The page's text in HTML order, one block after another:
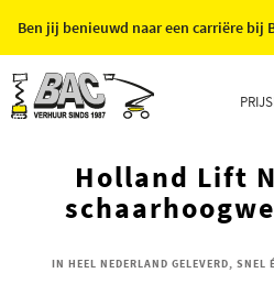
Ben jij benieuwd naar een carriëre bij
Holland Lift
IN HEEL NEDERLAND GELEVERD,